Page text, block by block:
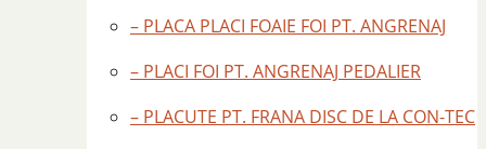
– PLACA PLACI FOAIE FOI PT. ANGRENAJ
– PLACI FOI PT. ANGRENAJ PEDALIER
– PLACUTE PT. FRANA DISC DE LA CON-TEC